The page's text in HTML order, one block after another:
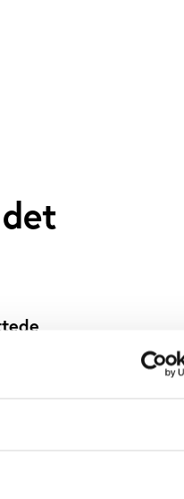
det